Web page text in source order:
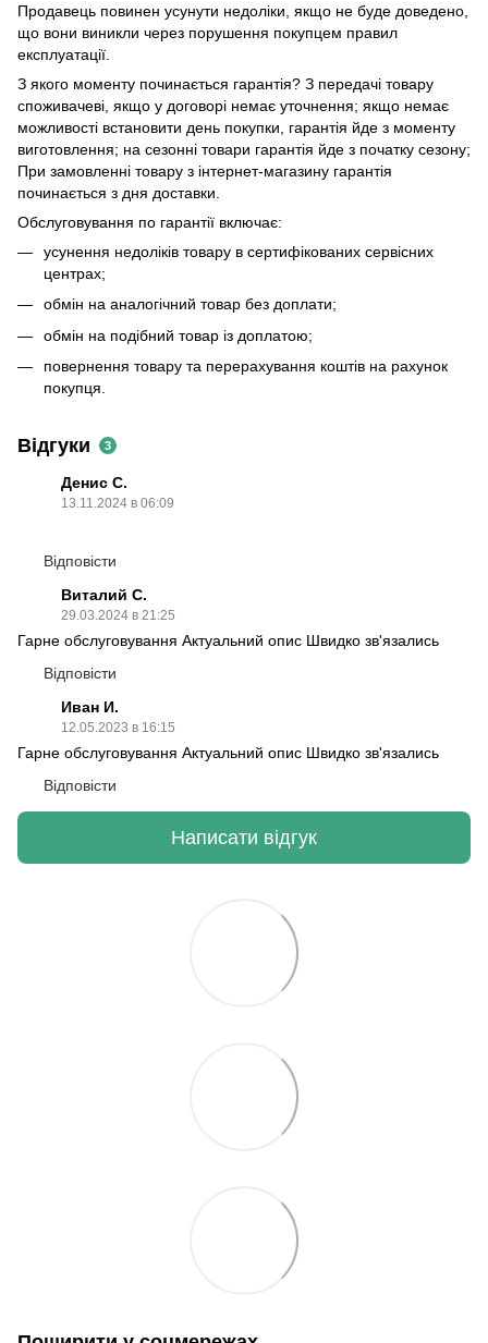
Продавець повинен усунути недоліки, якщо не буде доведено,
що вони виникли через порушення покупцем правил
експлуатації.
З якого моменту починається гарантія? З передачі товару
споживачеві, якщо у договорі немає уточнення; якщо немає
можливості встановити день покупки, гарантія йде з моменту
виготовлення; на сезонні товари гарантія йде з початку сезону;
При замовленні товару з інтернет-магазину гарантія
починається з дня доставки.
Обслуговування по гарантії включає:
усунення недоліків товару в сертифікованих сервісних
центрах;
обмін на аналогічний товар без доплати;
обмін на подібний товар із доплатою;
повернення товару та перерахування коштів на рахунок
покупця.
Відгуки 3
Денис С.
13.11.2024 в 06:09
Відповісти
Виталий С.
29.03.2024 в 21:25
Гарне обслуговування Актуальний опис Швидко зв'язались
Відповісти
Иван И.
12.05.2023 в 16:15
Гарне обслуговування Актуальний опис Швидко зв'язались
Відповісти
Написати відгук